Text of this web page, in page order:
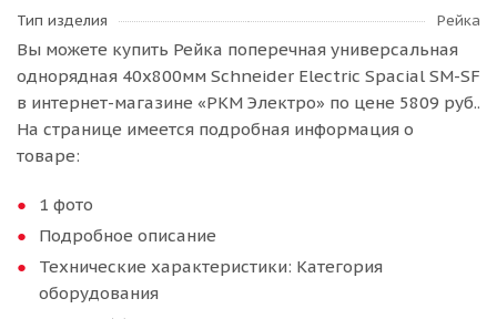
Тип изделия
Рейка
Вы можете купить Рейка поперечная универсальная
однорядная 40х800мм Schneider Electric Spacial SM-SF
в интернет-магазине «РКМ Электро» по цене 5809 руб..
На странице имеется подробная информация о
товаре:
1 фото
Подробное описание
Технические характеристики: Категория
оборудования